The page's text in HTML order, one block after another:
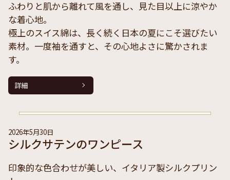
ふわりと肌から離れて風を通し、見た目以上に涼やか
な着心地。
極上のスイス綿は、長く続く日本の夏にこそ選びたい
素材。一度袖を通すと、その心地よさに驚かされま
す。
詳細
2026年5月30日
シルクサテンのワンピース
印象的な色合わせが美しい、イタリア製シルクプリン